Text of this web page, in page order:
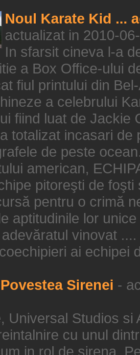
Noul Karate Kid ...
actualizat in 2010-
In sfarsit cineva l-a
a Box Office-ului
fiul printului din
a celebrului
fiind luat de Jackie
totalizat incasari
de peste
american,
pitoreşti de
pentru o crimă
aptitudinile lor
vinovat
ai echipei
Sirenei -
Universal Studios si
cu unul
in rol de sirena.